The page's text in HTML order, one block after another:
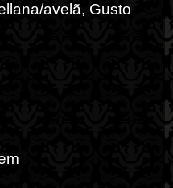
avelã, Gusto